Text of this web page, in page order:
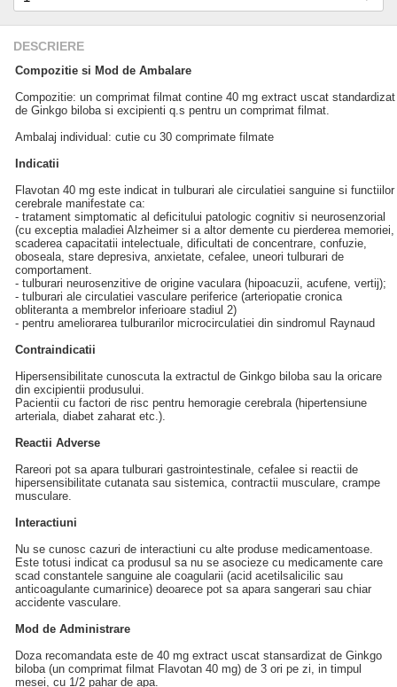
DESCRIERE
Compozitie si Mod de Ambalare
Compozitie: un comprimat filmat contine 40 mg extract uscat standardizat
de Ginkgo biloba si excipienti q.s pentru un comprimat filmat.
Ambalaj individual: cutie cu 30 comprimate filmate
Indicatii
Flavotan 40 mg este indicat in tulburari ale circulatiei sanguine si functiilor
cerebrale manifestate ca:
- tratament simptomatic al deficitului patologic cognitiv si neurosenzorial
(cu exceptia maladiei Alzheimer si a altor demente cu pierderea memoriei,
scaderea capacitatii intelectuale, dificultati de concentrare, confuzie,
oboseala, stare depresiva, anxietate, cefalee, uneori tulburari de
comportament.
- tulburari neurosenzitive de origine vaculara (hipoacuzii, acufene, vertij);
- tulburari ale circulatiei vasculare periferice (arteriopatie cronica
obliteranta a membrelor inferioare stadiul 2)
- pentru ameliorarea tulburarilor microcirculatiei din sindromul Raynaud
Contraindicatii
Hipersensibilitate cunoscuta la extractul de Ginkgo biloba sau la oricare
din excipientii produsului.
Pacientii cu factori de risc pentru hemoragie cerebrala (hipertensiune
arteriala, diabet zaharat etc.).
Reactii Adverse
Rareori pot sa apara tulburari gastrointestinale, cefalee si reactii de
hipersensibilitate cutanata sau sistemica, contractii musculare, crampe
musculare.
Interactiuni
Nu se cunosc cazuri de interactiuni cu alte produse medicamentoase.
Este totusi indicat ca produsul sa nu se asocieze cu medicamente care
scad constantele sanguine ale coagularii (acid acetilsalicilic sau
anticoagulante cumarinice) deoarece pot sa apara sangerari sau chiar
accidente vasculare.
Mod de Administrare
Doza recomandata este de 40 mg extract uscat stansardizat de Ginkgo
biloba (un comprimat filmat Flavotan 40 mg) de 3 ori pe zi, in timpul
mesei, cu 1/2 pahar de apa.